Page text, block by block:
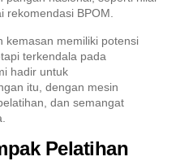
rekomendasi BPOM.
kemasan memiliki potensi
terkendala pada
hadir untuk
itu, dengan mesin
dan semangat
Pelatihan